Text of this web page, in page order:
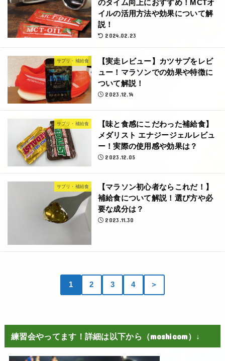
のタイム向上におすすめ！MCTオ
イルの活用方法や効果について解
説！
2024.02.23
サプリ・補給食
【実走レビュー】カツサプをレビ
ュー！マラソンでの効果や特徴に
ついて解説！
2023.12.14
サプリ・補給食
【味と食感にこだわった補給食】
メダリスト エナジージェルレビュ
ー！実際の使用感や効果は？
2023.12.05
サプリ・補給食
【マラソン初心者ならこれだ！】
補給食について解説！選び方や必
要な成分は？
2023.11.30
1 2 3 4 ＞
練習会やってます！詳細は以下から（moshicom）↓